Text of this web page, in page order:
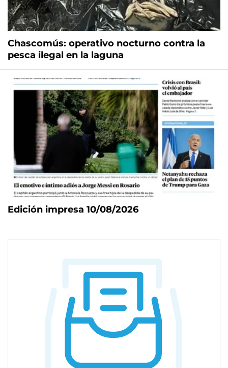
Chascomús: operativo nocturno contra la
pesca ilegal en la laguna
Edición impresa 10/08/2026